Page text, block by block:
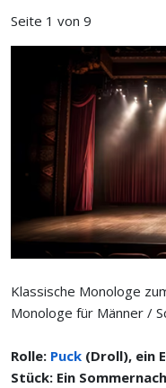
Seite 1 von 9
Klassische Monologe
Monologe für Männer /
Rolle: Puck (Droll), ein
Stück: Ein